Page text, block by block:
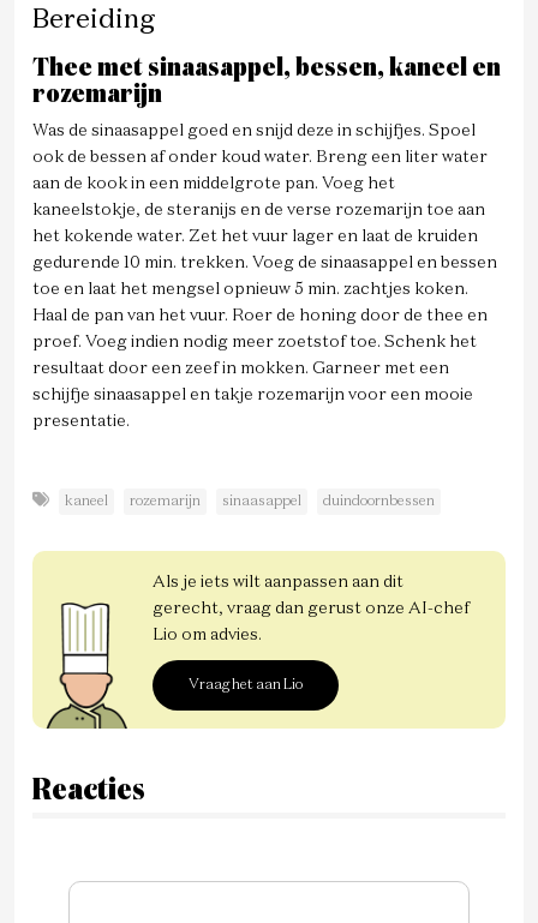
Bereiding
Thee met sinaasappel, bessen, kaneel en
rozemarijn
Was de sinaasappel goed en snijd deze in schijfjes. Spoel
ook de bessen af onder koud water. Breng een liter water
aan de kook in een middelgrote pan. Voeg het
kaneelstokje, de steranijs en de verse rozemarijn toe aan
het kokende water. Zet het vuur lager en laat de kruiden
gedurende 10 min. trekken. Voeg de sinaasappel en bessen
toe en laat het mengsel opnieuw 5 min. zachtjes koken.
Haal de pan van het vuur. Roer de honing door de thee en
proef. Voeg indien nodig meer zoetstof toe. Schenk het
resultaat door een zeef in mokken. Garneer met een
schijfje sinaasappel en takje rozemarijn voor een mooie
presentatie.
kaneel rozemarijn sinaasappel duindoornbessen
Als je iets wilt aanpassen aan dit
gerecht, vraag dan gerust onze AI-chef
Lio om advies.
Vraag het aan Lio
Reacties